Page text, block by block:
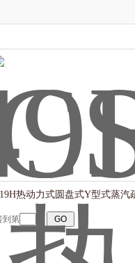
热动力式圆盘式Y型式蒸汽
到第